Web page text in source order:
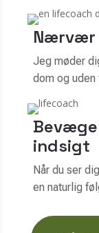
Nærvær
Jeg møder
dom og uden
indsigt
Når du ser
en naturlig